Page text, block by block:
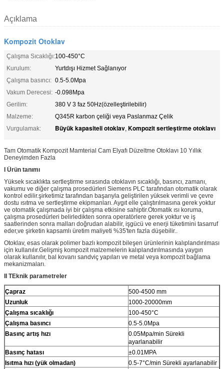
Açıklama
Kompozit Otoklav
Çalışma Sıcaklığı:100-450°C
Kurulum:
Yurtdışı Hizmet Sağlanıyor
Çalışma basıncı: 0.5-5.0Mpa
Vakum Derecesi: -0.098Mpa
Gerilim:
380 V 3 faz 50Hz(özelleştirilebilir)
Malzeme:
Q345R karbon çeliği veya Paslanmaz Çelik
Vurgulamak:
Büyük kapasiteli otoklav, Kompozit sertleştirme otoklavı
Tam Otomatik Kompozit Mamterial Cam Elyafı Düzeltme Otoklavı 10 Yıllık
Deneyimden Fazla
I Ürün tanımı
Yüksek sıcaklıkta sertleştirme sırasında otoklavın sıcaklığı, basıncı, zamanı,
vakumu ve diğer çalışma prosedürleri Siemens PLC tarafından otomatik olarak
kontrol edilir.şirketimiz tarafından başarıyla geliştirilen yüksek verimli ve çevre
dostu ısıtma ve sertleştirme ekipmanları. Aygıt elle çalıştırılmasına gerek yoktur
ve otomatik çalışmada iyi bir çalışma etkisine sahiptir.Otomatik ısı koruma,
çalışma prosedürleri belirledikten sonra operatörlere gerek yoktur ve iş
saatlerinden sonra malları doğrudan alabilir, işgücü ve enerji tüketimini tasarruf
eder,ve şirketin kapsamlı üretim maliyeti %35'ten fazla düşebilir..
Otoklav, esas olarak polimer bazlı kompozit bileşen ürünlerinin kalıplandırılması
için kullanılır.Gelişmiş kompozit malzemelerin kalıplandırılmasında yaygın
olarak kullanılır, bal kovanı sandviç yapıları ve metal veya kompozit bağlama
mekanizmaları.
II TEknik parametreler
Çapraz
500-4500 mm
Uzunluk
1000-20000mm
Çalışma sıcaklığı
100-450°C
Çalışma basıncı
0.5-5.0Mpa
Basınç artış hızı
0.05Mpa/min Sürekli
ayarlanabilir
Basınç hatası
±0.01MPA
Isıtma hızı (yük olmadan)
0.5-7°C/min Sürekli ayarlanabilir